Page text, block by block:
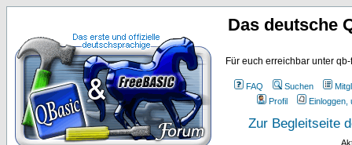
Das deutsche
Für euch erreichbar unter
FAQ Suchen
Profil
Einloggen,
Zur Begleitseite